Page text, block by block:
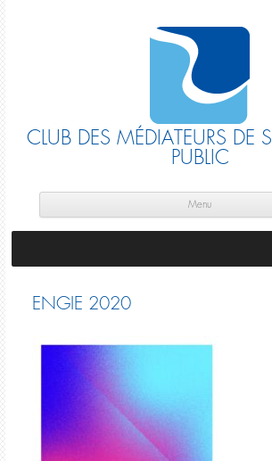
CLUB DES MÉDIATEURS DE
PUBLIC
Menu
ENGIE 2020